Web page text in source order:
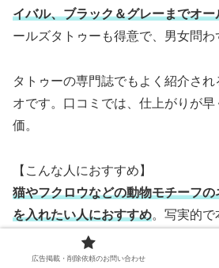
イバル、ブラック＆グレーまでオ
ールズタトゥーも得意で、男女問わ
タトゥーの専門誌でもよく紹介さ
オです。口コミでは、仕上がりが
価。
【こんな人におすすめ】
猫やフクロウなどの動物モチーフ
を入れたい人におすすめ。写実的
ールドスクールのようにコミカルな
広告掲載・削除依頼のお問い合わせ